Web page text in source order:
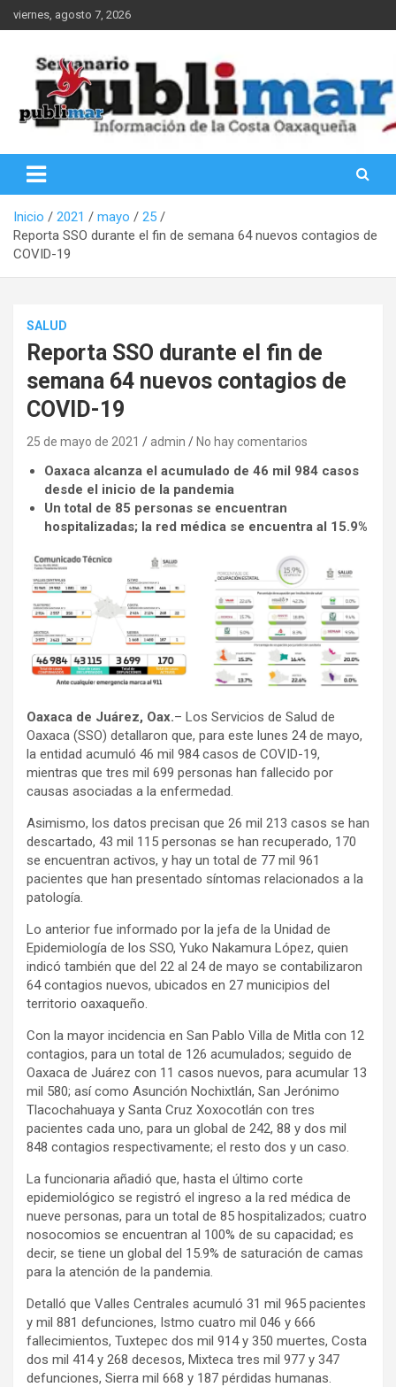
Saltar
al
viernes, agosto 7, 2026
PubliMar
Inicio 2021 mayo
25
Reporta SSO durante el fin de semana 64 nuevos contagios de
COVID-19
SALUD
Reporta SSO durante el fin de
semana 64 nuevos contagios de
COVID-19
25 de mayo de 2021 admin No hay comentarios
Oaxaca alcanza el acumulado de 46 mil 984 casos
desde el inicio de la pandemia
Un total de 85 personas se encuentran
hospitalizadas; la red médica se encuentra al 15.9%
Oaxaca de Juárez, Oax.– Los Servicios de Salud de
Oaxaca (SSO) detallaron que, para este lunes 24 de mayo,
la entidad acumuló 46 mil 984 casos de COVID-19,
mientras que tres mil 699 personas han fallecido por
causas asociadas a la enfermedad.
Asimismo, los datos precisan que 26 mil 213 casos se han
descartado, 43 mil 115 personas se han recuperado, 170
se encuentran activos, y hay un total de 77 mil 961
pacientes que han presentado síntomas relacionados a la
patología.
Lo anterior fue informado por la jefa de la Unidad de
Epidemiología de los SSO, Yuko Nakamura López, quien
indicó también que del 22 al 24 de mayo se contabilizaron
64 contagios nuevos, ubicados en 27 municipios del
territorio oaxaqueño.
Con la mayor incidencia en San Pablo Villa de Mitla con 12
contagios, para un total de 126 acumulados; seguido de
Oaxaca de Juárez con 11 casos nuevos, para acumular 13
mil 580; así como Asunción Nochixtlán, San Jerónimo
Tlacochahuaya y Santa Cruz Xoxocotlán con tres
pacientes cada uno, para un global de 242, 88 y dos mil
848 contagios respectivamente; el resto dos y un caso.
La funcionaria añadió que, hasta el último corte
epidemiológico se registró el ingreso a la red médica de
nueve personas, para un total de 85 hospitalizados; cuatro
nosocomios se encuentran al 100% de su capacidad; es
decir, se tiene un global del 15.9% de saturación de camas
para la atención de la pandemia.
Detalló que Valles Centrales acumuló 31 mil 965 pacientes
y mil 881 defunciones, Istmo cuatro mil 046 y 666
fallecimientos, Tuxtepec dos mil 914 y 350 muertes, Costa
dos mil 414 y 268 decesos, Mixteca tres mil 977 y 347
defunciones, Sierra mil 668 y 187 pérdidas humanas.